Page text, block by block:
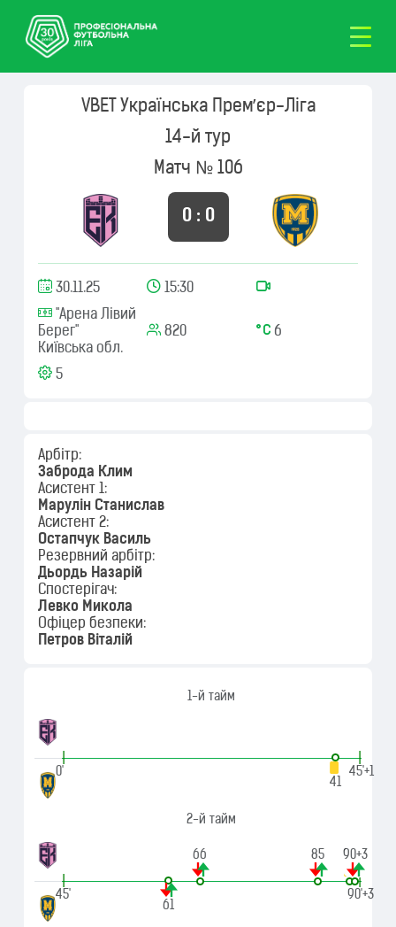
VBET Українська Премʼєр-Ліга
14-й тур
Матч № 106
0 : 0
30.11.25
15:30
"Арена Лівий
Берег"
Київська обл.
820 6
5
Арбітр:
Заброда Клим
Асистент 1:
Марулін Станислав
Асистент 2:
Остапчук Василь
Резервний арбітр:
Дьордь Назарій
Спостерігач:
Левко Микола
Офіцер безпеки:
Петров Віталій
1-й тайм
|
0'
41
|
45'+1
2-й тайм
66 85 90
90+3
|
45'
61
|
90'+3